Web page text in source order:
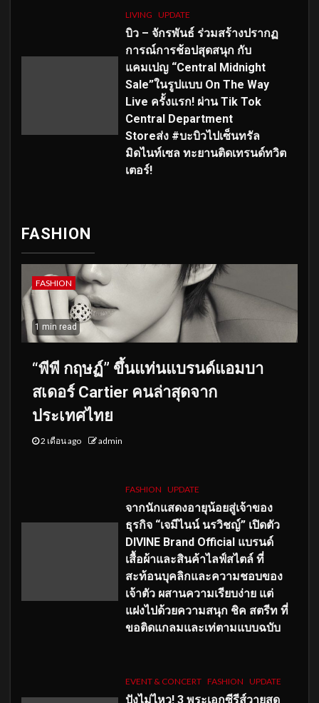
LIVING UPDATE
บิว – จักรพันธ์ ร่วมสร้างปรากฏ
การณ์การช้อปสุดสนุก กับ
แคมเปญ “Central Midnight
Sale”ในรูปแบบ On The Way
Live ครั้งแรก! ผ่าน Tik Tok
Central Department
Storeส่ง #บะบิวไปเซ็นทรัล
มิดไนท์เซล ทะยานติดเทรนด์ทวิต
เตอร์!
FASHION
FASHION
1 min read
“พีพี กฤษฏ์” ขึ้นแท่นแบรนด์แอมบา
สเดอร์ Cartier คนล่าสุดจาก
ประเทศไทย
2 เดือน ago admin
FASHION UPDATE
จากนักแสดงอายุน้อยสู่เจ้าของ
ธุรกิจ “เจมีไนน์ นรวิชญ์” เปิดตัว
DIVINE Brand Official แบรนด์
เสื้อผ้าและสินค้าไลฟ์สไตล์ ที่
สะท้อนบุคลิกและความชอบของ
เจ้าตัว ผสานความเรียบง่าย แต่
แฝงไปด้วยความสนุก ชิค สตรีท ที่
ขอติดแกลมและเท่ตามแบบฉบับ
EVENT & CONCERT FASHION UPDATE
ปังไม่ไหว! 3 พระเอกซีรีส์วายสุด